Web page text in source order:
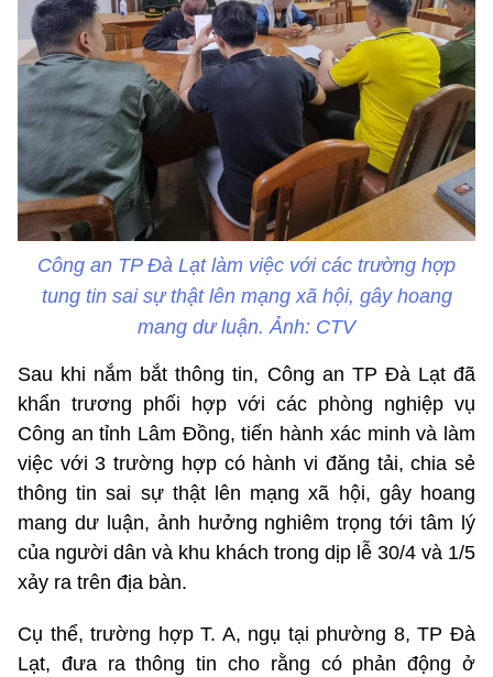
Công an TP Đà Lạt làm việc với các trường hợp
tung tin sai sự thật lên mạng xã hội, gây hoang
mang dư luận. Ảnh: CTV
Sau khi nắm bắt thông tin, Công an TP Đà Lạt đã
khẩn trương phối hợp với các phòng nghiệp vụ
Công an tỉnh Lâm Đồng, tiến hành xác minh và làm
việc với 3 trường hợp có hành vi đăng tải, chia sẻ
thông tin sai sự thật lên mạng xã hội, gây hoang
mang dư luận, ảnh hưởng nghiêm trọng tới tâm lý
của người dân và khu khách trong dịp lễ 30/4 và 1/5
xảy ra trên địa bàn.
Cụ thể, trường hợp T. A, ngụ tại phường 8, TP Đà
Lạt, đưa ra thông tin cho rằng có phản động ở